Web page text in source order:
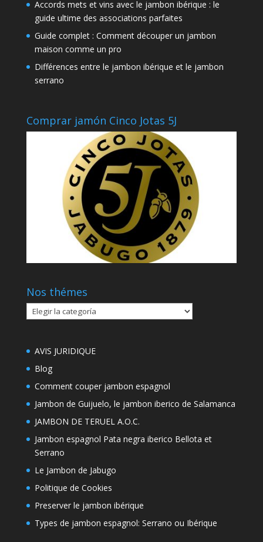
Accords mets et vins avec le jambon ibérique : le
guide ultime des associations parfaites
Guide complet : Comment découper un jambon
maison comme un pro
Différences entre le jambon ibérique et le jambon
serrano
Comprar jamón Cinco Jotas 5J
Nos thémes
Nos
thémes
AVIS JURIDIQUE
Blog
Comment couper jambon espagnol
Jambon de Guijuelo, le jambon iberico de Salamanca
JAMBON DE TERUEL A.O.C.
Jambon espagnol Pata negra iberico Bellota et
Serrano
Le Jambon de Jabugo
Politique de Cookies
Preserver le jambon ibérique
Types de jambon espagnol: Serrano ou Ibérique